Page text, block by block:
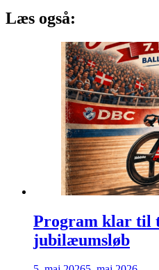
Læs også:
Program klar til
jubilæumsløb